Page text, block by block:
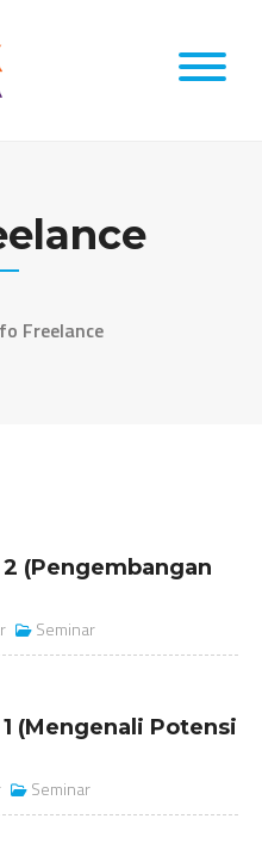
Freelance
(Pengembangan
Seminar
(Mengenali Potensi
Seminar